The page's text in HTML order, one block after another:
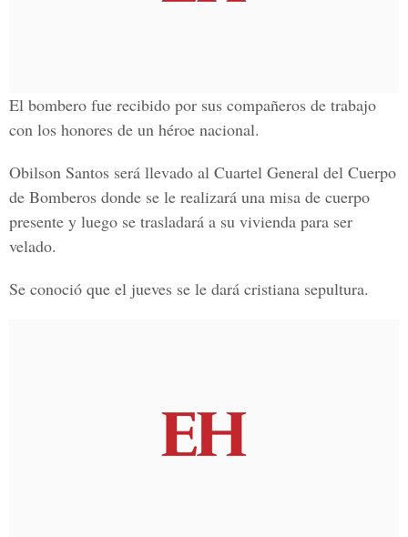
El bombero fue recibido por sus compañeros de trabajo
con los honores de un héroe nacional.
Obilson Santos será llevado al Cuartel General del Cuerpo
de Bomberos donde se le realizará una misa de cuerpo
presente y luego se trasladará a su vivienda para ser
velado.
Se conoció que el jueves se le dará cristiana sepultura.